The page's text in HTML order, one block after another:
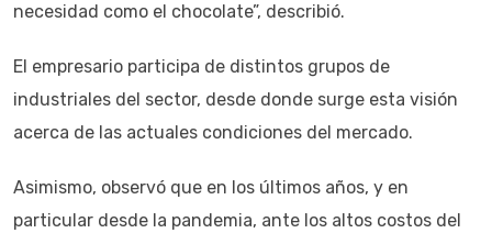
necesidad como el chocolate”, describió.
El empresario participa de distintos grupos de
industriales del sector, desde donde surge esta visión
acerca de las actuales condiciones del mercado.
Asimismo, observó que en los últimos años, y en
particular desde la pandemia, ante los altos costos del